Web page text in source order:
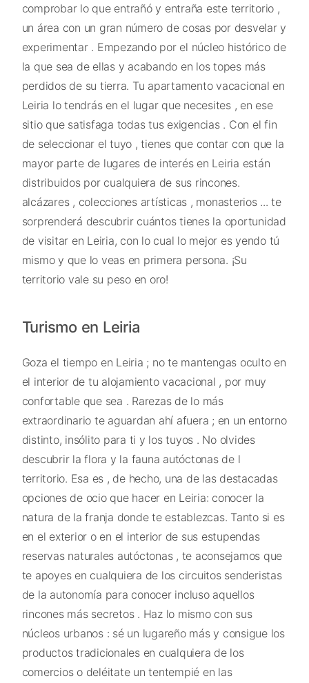
comprobar lo que entrañó y entraña este territorio ,
un área con un gran número de cosas por desvelar y
experimentar . Empezando por el núcleo histórico de
la que sea de ellas y acabando en los topes más
perdidos de su tierra. Tu apartamento vacacional en
Leiria lo tendrás en el lugar que necesites , en ese
sitio que satisfaga todas tus exigencias . Con el fin
de seleccionar el tuyo , tienes que contar con que la
mayor parte de lugares de interés en Leiria están
distribuidos por cualquiera de sus rincones.
alcázares , colecciones artísticas , monasterios ... te
sorprenderá descubrir cuántos tienes la oportunidad
de visitar en Leiria, con lo cual lo mejor es yendo tú
mismo y que lo veas en primera persona. ¡Su
territorio vale su peso en oro!
Turismo en Leiria
Goza el tiempo en Leiria ; no te mantengas oculto en
el interior de tu alojamiento vacacional , por muy
confortable que sea . Rarezas de lo más
extraordinario te aguardan ahí afuera ; en un entorno
distinto, insólito para ti y los tuyos . No olvides
descubrir la flora y la fauna autóctonas de l
territorio. Esa es , de hecho, una de las destacadas
opciones de ocio que hacer en Leiria: conocer la
natura de la franja donde te establezcas. Tanto si es
en el exterior o en el interior de sus estupendas
reservas naturales autóctonas , te aconsejamos que
te apoyes en cualquiera de los circuitos senderistas
de la autonomía para conocer incluso aquellos
rincones más secretos . Haz lo mismo con sus
núcleos urbanos : sé un lugareño más y consigue los
productos tradicionales en cualquiera de los
comercios o deléitate un tentempié en las